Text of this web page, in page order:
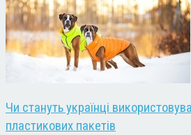
Чи стануть українці
пластикових пакетів